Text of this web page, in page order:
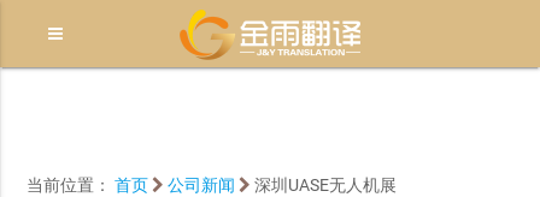
当前位置：首页 公司新闻 深圳UASE无人机展